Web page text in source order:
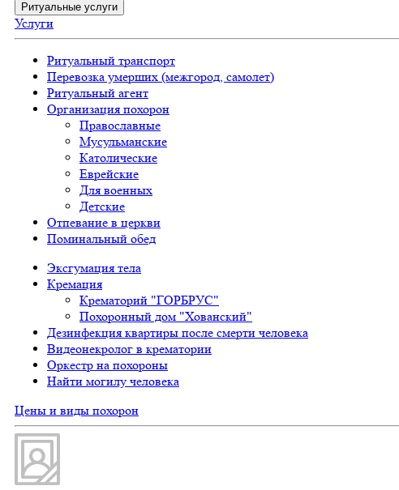
Ритуальные услуги
Услуги
Ритуальный транспорт
Перевозка умерших (межгород, самолет)
Ритуальный агент
Организация похорон
Православные
Мусульманские
Католические
Еврейские
Для военных
Детские
Отпевание в церкви
Поминальный обед
Эксгумация тела
Кремация
Крематорий "ГОРБРУС"
Похоронный дом "Хованский"
Дезинфекция квартиры после смерти человека
Видеонекролог в крематории
Оркестр на похороны
Найти могилу человека
Цены и виды похорон